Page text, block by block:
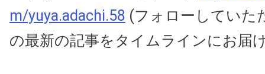
m/yuya.adachi.58 (フォローしていた
の最新の記事をタイムラインにお届